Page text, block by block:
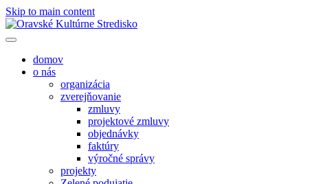
Skip to main content
domov
o nás
organizácia
zverejňovanie
zmluvy
projektové zmluvy
objednávky
faktúry
výročné správy
projekty